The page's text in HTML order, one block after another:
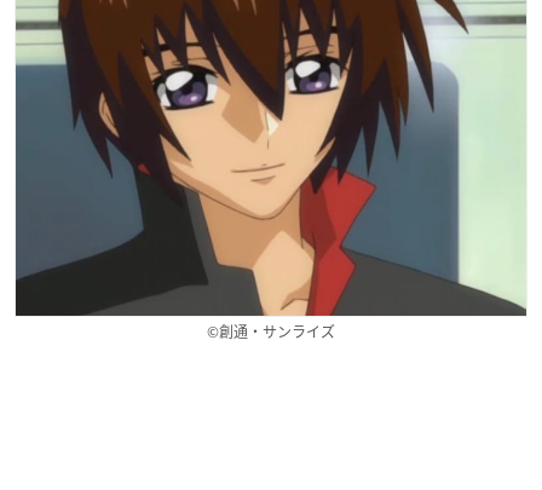
©創通・サンライズ